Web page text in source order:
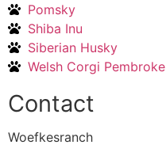
Pomsky
Shiba Inu
Siberian Husky
Welsh Corgi Pembroke
Contact
Woefkesranch